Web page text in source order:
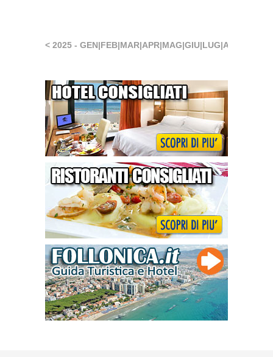
< 2025 - GEN|FEB|MAR|APR|MAG|GIU|LUG|AGO